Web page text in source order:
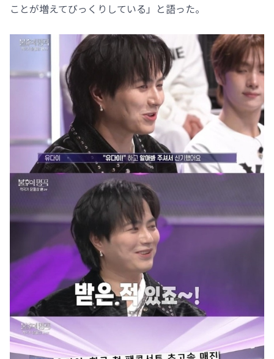
ことが増えてびっくりしている」と語った。